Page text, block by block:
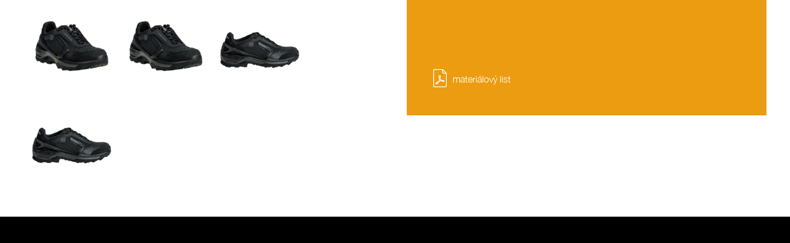
materiálový list